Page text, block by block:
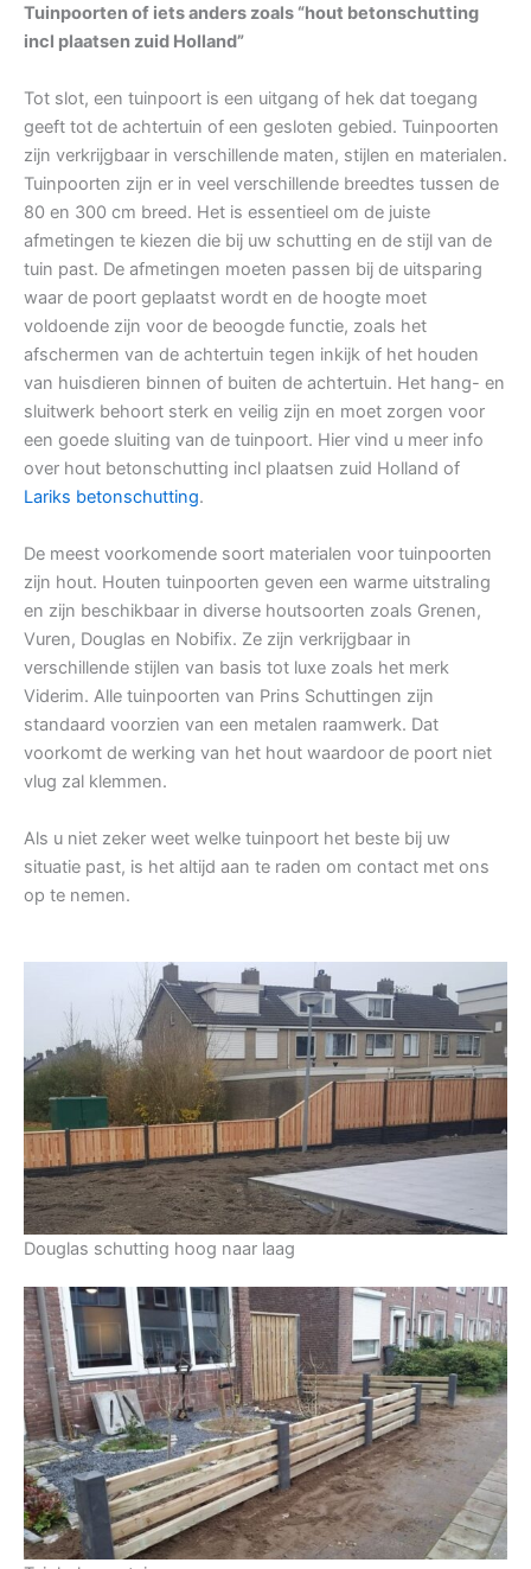
Tuinpoorten of iets anders zoals “hout betonschutting
incl plaatsen zuid Holland”
Tot slot, een tuinpoort is een uitgang of hek dat toegang
geeft tot de achtertuin of een gesloten gebied. Tuinpoorten
zijn verkrijgbaar in verschillende maten, stijlen en materialen.
Tuinpoorten zijn er in veel verschillende breedtes tussen de
80 en 300 cm breed. Het is essentieel om de juiste
afmetingen te kiezen die bij uw schutting en de stijl van de
tuin past. De afmetingen moeten passen bij de uitsparing
waar de poort geplaatst wordt en de hoogte moet
voldoende zijn voor de beoogde functie, zoals het
afschermen van de achtertuin tegen inkijk of het houden
van huisdieren binnen of buiten de achtertuin. Het hang- en
sluitwerk behoort sterk en veilig zijn en moet zorgen voor
een goede sluiting van de tuinpoort. Hier vind u meer info
over hout betonschutting incl plaatsen zuid Holland of
Lariks betonschutting.
De meest voorkomende soort materialen voor tuinpoorten
zijn hout. Houten tuinpoorten geven een warme uitstraling
en zijn beschikbaar in diverse houtsoorten zoals Grenen,
Vuren, Douglas en Nobifix. Ze zijn verkrijgbaar in
verschillende stijlen van basis tot luxe zoals het merk
Viderim. Alle tuinpoorten van Prins Schuttingen zijn
standaard voorzien van een metalen raamwerk. Dat
voorkomt de werking van het hout waardoor de poort niet
vlug zal klemmen.
Als u niet zeker weet welke tuinpoort het beste bij uw
situatie past, is het altijd aan te raden om contact met ons
op te nemen.
Douglas schutting hoog naar laag